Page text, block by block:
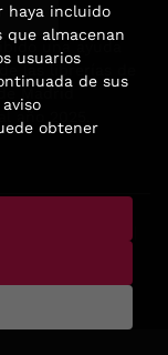
una ayuda
las librerías de
Madrid
año 2025.
Reservados |
haya incluido
que almacenan
usuarios
de sus
obtener